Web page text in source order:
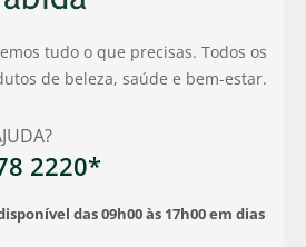
tudo o que precisas. Todos os
de beleza, saúde e bem-estar.
2220*
das 09h00 às 17h00 em dias